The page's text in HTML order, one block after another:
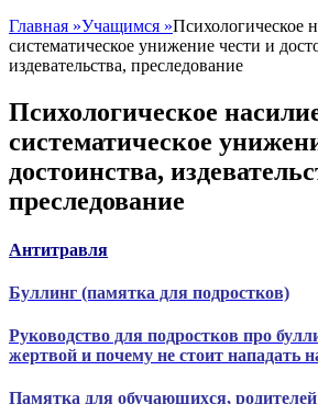
Главная »Учащимся »Психологическое
систематическое унижение чести и
издевательства, преследование
Психологическое
систематическое
достоинства,
преследование
Антитравля
Буллинг (памятка для подростков)
Руководство для подростков про
жертвой и почему не стоит нападать
Памятка для обучающихся,